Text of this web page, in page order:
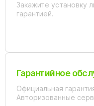
Закажите установку
гарантией.
Гарантийное
Официальная
Авторизованные